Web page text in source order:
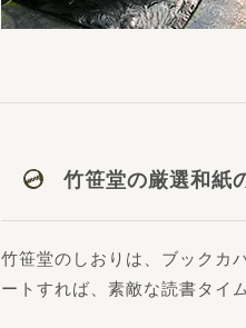
竹笹堂の厳選和紙
竹笹堂のしおりは、ブックカ
ートすれば、素敵な読書タイ